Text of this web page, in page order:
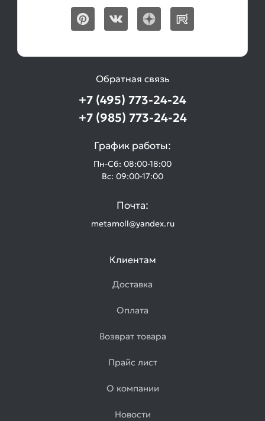
Обратная связь
+7 (495) 773-24-24
+7 (985) 773-24-24
График работы:
Пн-Сб: 08:00-18:00
Вс: 09:00-17:00
Почта:
metamoll@yandex.ru
Клиентам
Доставка
Оплата
Возврат товара
Прайс лист
О компании
Новости